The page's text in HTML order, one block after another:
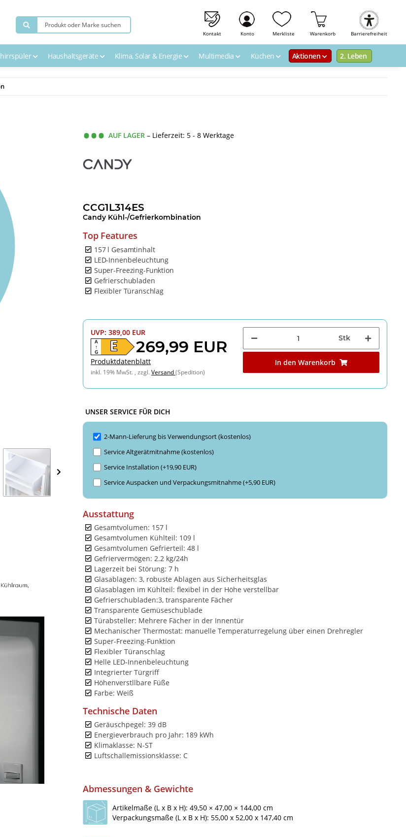
Kontakt Konto Merkliste Warenkorb Barrierefreiheit
Haushaltsgeräte Klima, Solar & Energie Multimedia Küchen Aktionen 2. Leben
AUF LAGER – Lieferzeit: 5 - 8 Werktage
CCG1L314ES
Candy Kühl-/Gefrierkombination
Top Features
157 l Gesamtinhalt
LED-Innenbeleuchtung
Super-Freezing-Funktion
Gefrierschubladen
Flexibler Türanschlag
UVP: 389,00 EUR
E
A
↑
G 269,99 EUR
Produktdatenblatt
inkl. 19% MwSt. , zzgl.Versand(Spedition)
Stk
In den Warenkorb
UNSER SERVICE FÜR DICH
2-Mann-Lieferung bis Verwendungsort (kostenlos)
Service Altgerätmitnahme (kostenlos)
Service Installation (+19,90 EUR)
Service Auspacken und Verpackungsmitnahme (+5,90 EUR)
Ausstattung
Gesamtvolumen: 157 l
Gesamtvolumen Kühlteil: 109 l
Gesamtvolumen Gefrierteil: 48 l
Gefriervermögen: 2.2 kg/24h
Lagerzeit bei Störung: 7 h
Glasablagen: 3, robuste Ablagen aus Sicherheitsglas
Glasablagen im Kühlteil: flexibel in der Höhe verstellbar
Gefrierschubladen:3, transparente Fächer
Transparente Gemüseschublade
Türabsteller: Mehrere Fächer in der Innentür
Mechanischer Thermostat: manuelle Temperaturregelung über einen Drehregler
Super-Freezing-Funktion
Flexibler Türanschlag
Helle LED-Innenbeleuchtung
Integrierter Türgriff
Höhenverstllbare Füße
Farbe: Weiß
Technische Daten
Geräuschpegel: 39 dB
Energieverbrauch pro Jahr: 189 kWh
Klimaklasse: N-ST
Luftschallemissionsklasse: C
Abmessungen & Gewichte
Artikelmaße (L x B x H): 49,50 × 47,00 × 144,00 cm
Verpackungsmaße (L x B x H): 55,00 x 52,00 x 147,40 cm